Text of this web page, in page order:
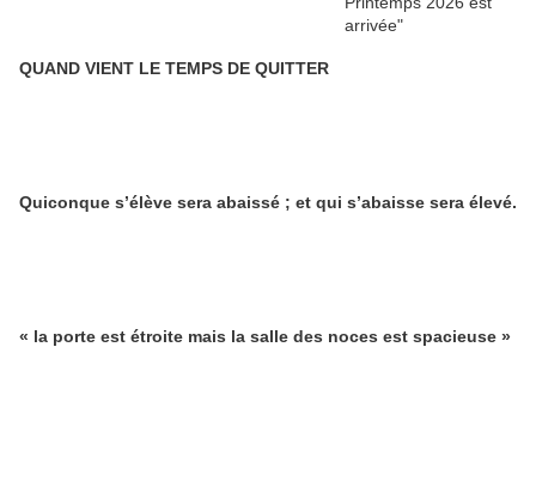
QUAND VIENT LE TEMPS DE QUITTER
Quiconque s’élève sera abaissé ; et qui s’abaisse sera élevé.
« la porte est étroite mais la salle des noces est spacieuse »